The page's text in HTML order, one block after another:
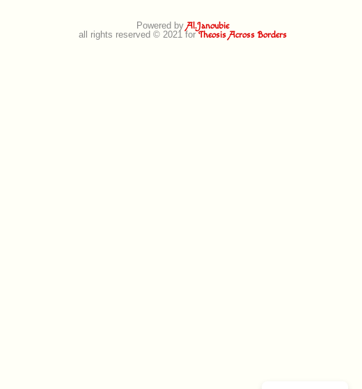
Powered byAl.Janoubie
all rights reserved © 2021 forTheosis Across Borders